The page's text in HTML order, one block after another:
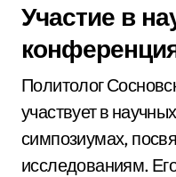
Участие в
Политолог
участвует в
симпозиумах,
исследованиям.